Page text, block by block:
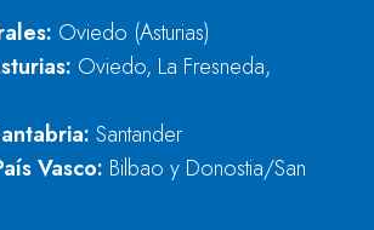
Oviedo (Asturias)
Oviedo, La Fresneda,
Santander
Vasco: Bilbao y Donostia/San